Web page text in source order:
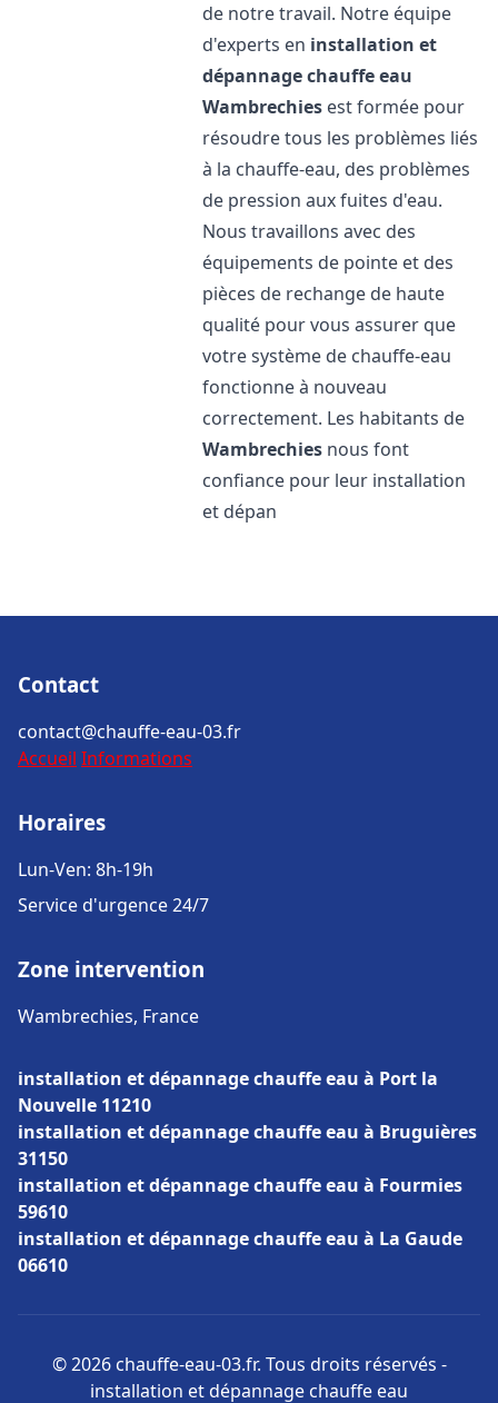
de notre travail. Notre équipe
d'experts en installation et
dépannage chauffe eau
Wambrechies est formée pour
résoudre tous les problèmes liés
à la chauffe-eau, des problèmes
de pression aux fuites d'eau.
Nous travaillons avec des
équipements de pointe et des
pièces de rechange de haute
qualité pour vous assurer que
votre système de chauffe-eau
fonctionne à nouveau
correctement. Les habitants de
Wambrechies nous font
confiance pour leur installation
et dépan
Contact
contact@chauffe-eau-03.fr
Accueil Informations
Horaires
Lun-Ven: 8h-19h
Service d'urgence 24/7
Zone intervention
Wambrechies, France
installation et dépannage chauffe eau à Port la
Nouvelle 11210
installation et dépannage chauffe eau à Bruguières
31150
installation et dépannage chauffe eau à Fourmies
59610
installation et dépannage chauffe eau à La Gaude
06610
© 2026 chauffe-eau-03.fr. Tous droits réservés -
installation et dépannage chauffe eau